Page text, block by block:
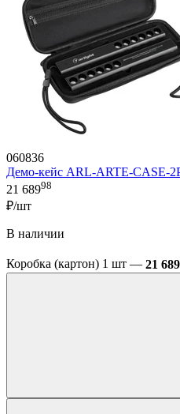
060836
Демо-кейс ARL-ARTE-CASE-
21 68998
₽/шт
В наличии
Коробка (картон) 1 шт — 21 689